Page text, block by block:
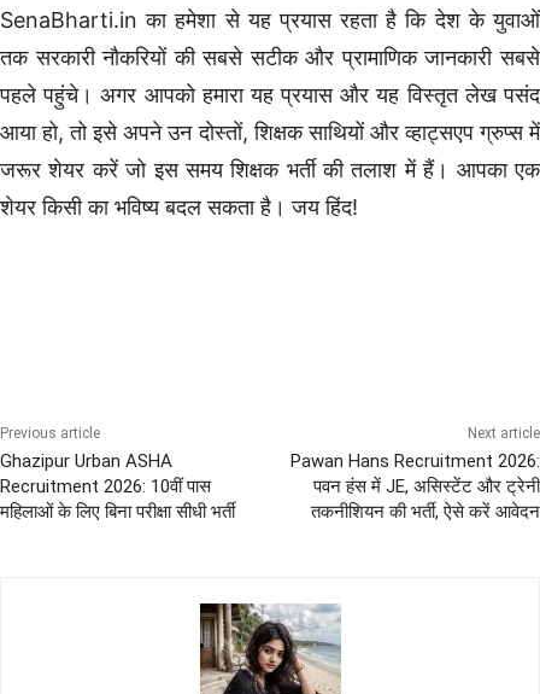
SenaBharti.in का हमेशा से यह प्रयास रहता है कि देश के युवाओं
तक सरकारी नौकरियों की सबसे सटीक और प्रामाणिक जानकारी सबसे
पहले पहुंचे। अगर आपको हमारा यह प्रयास और यह विस्तृत लेख पसंद
आया हो, तो इसे अपने उन दोस्तों, शिक्षक साथियों और व्हाट्सएप ग्रुप्स में
जरूर शेयर करें जो इस समय शिक्षक भर्ती की तलाश में हैं। आपका एक
शेयर किसी का भविष्य बदल सकता है। जय हिंद!
Previous article
Ghazipur Urban ASHA
Recruitment 2026: 10वीं पास
महिलाओं के लिए बिना परीक्षा सीधी भर्ती
Next article
Pawan Hans Recruitment 2026:
पवन हंस में JE, असिस्टेंट और ट्रेनी
तकनीशियन की भर्ती, ऐसे करें आवेदन